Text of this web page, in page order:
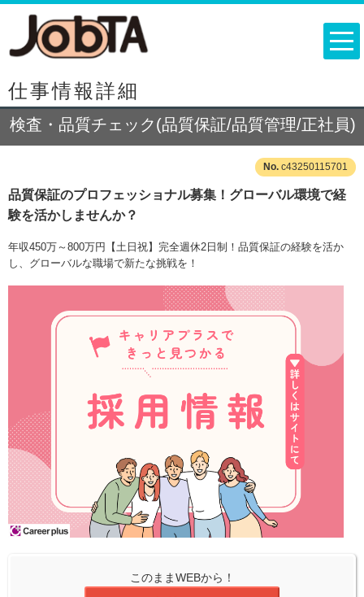
仕事情報詳細
検査・品質チェック(品質保証/品質管理/正社員)
c43250115701
品質保証のプロフェッショナル募集！グローバル環境で経
験を活かしませんか？
年収450万～800万円【土日祝】完全週休2日制！品質保証の経験を活か
し、グローバルな職場で新たな挑戦を！
このままWEBから！